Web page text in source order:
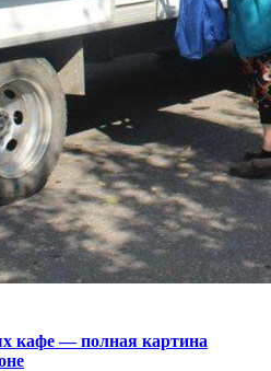
кафе — полная картина